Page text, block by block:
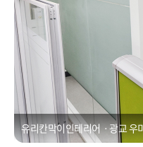
유리칸막이인테리어ㆍ광교 우